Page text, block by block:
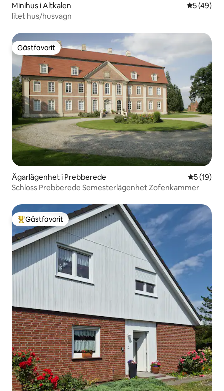
Minihus i Altkalen 5 av 5 i
5 (49)
litet hus/husvagn
Gästfavorit
Gästfavorit
Ägarlägenhet i Prebberede 5 av 5 i
5 (19)
Schloss Prebberede Semesterlägenhet Zofenkammer
Populär gästfavorit
Gästfavorit